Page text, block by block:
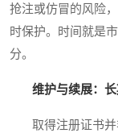
抢注或仿冒的风险
时保护。时间就是
分。
维护与续展：
取得注册证书并